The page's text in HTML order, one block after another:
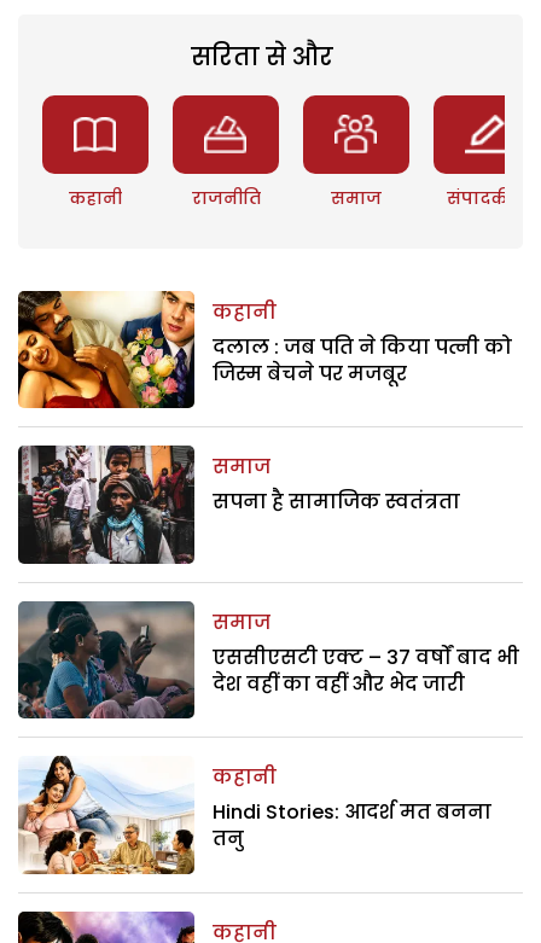
सरिता से और
कहानी राजनीति समाज संपादकीय
कहानी
दलाल : जब पति ने किया पत्नी को
जिस्म बेचने पर मजबूर
समाज
सपना है सामाजिक स्वतंत्रता
समाज
एससीएसटी एक्ट – 37 वर्षों बाद भी
देश वहीं का वहीं और भेद जारी
कहानी
Hindi Stories: आदर्श मत बनना
तनु
कहानी